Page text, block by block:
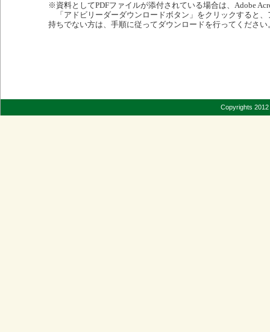
※資料としてPDFファイルが添付されている場合は、Adobe
「アドビリーダーダウンロードボタン」をクリックすると
持ちでない方は、手順に従ってダウンロードを行ってください
Copyrights